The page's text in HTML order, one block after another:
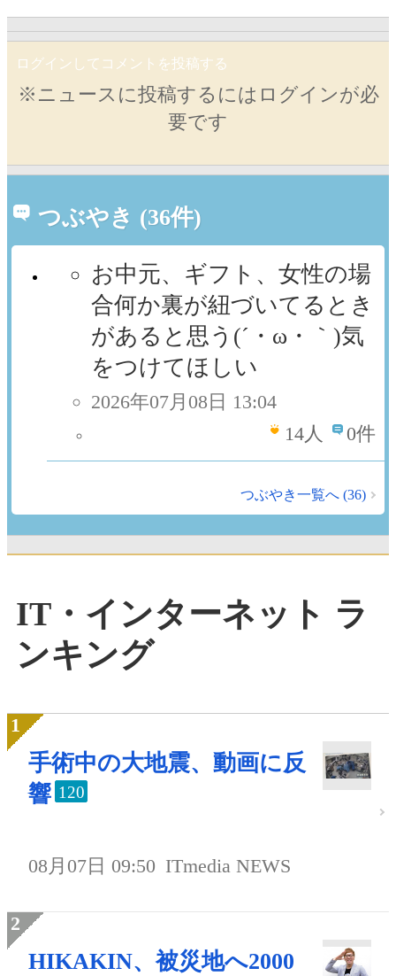
ログインしてコメントを投稿する
※ニュースに投稿するにはログインが必
要です
つぶやき (36件)
お中元、ギフト、女性の場
合何か裏が紐づいてるとき
があると思う(´・ω・｀)気
をつけてほしい
2026年07月08日 13:04
14 人 0件
つぶやき一覧へ (36)
IT・インターネット ラ
ンキング
手術中の大地震、動画に反
響 120
08月07日 09:50 ITmedia NEWS
HIKAKIN、被災地へ2000